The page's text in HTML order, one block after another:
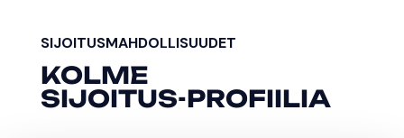
SIJOITUSMAHDOLLISUUDET
KOLME
SIJOITUS-PROFIILIA